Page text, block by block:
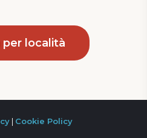
per località
| Cookie Policy